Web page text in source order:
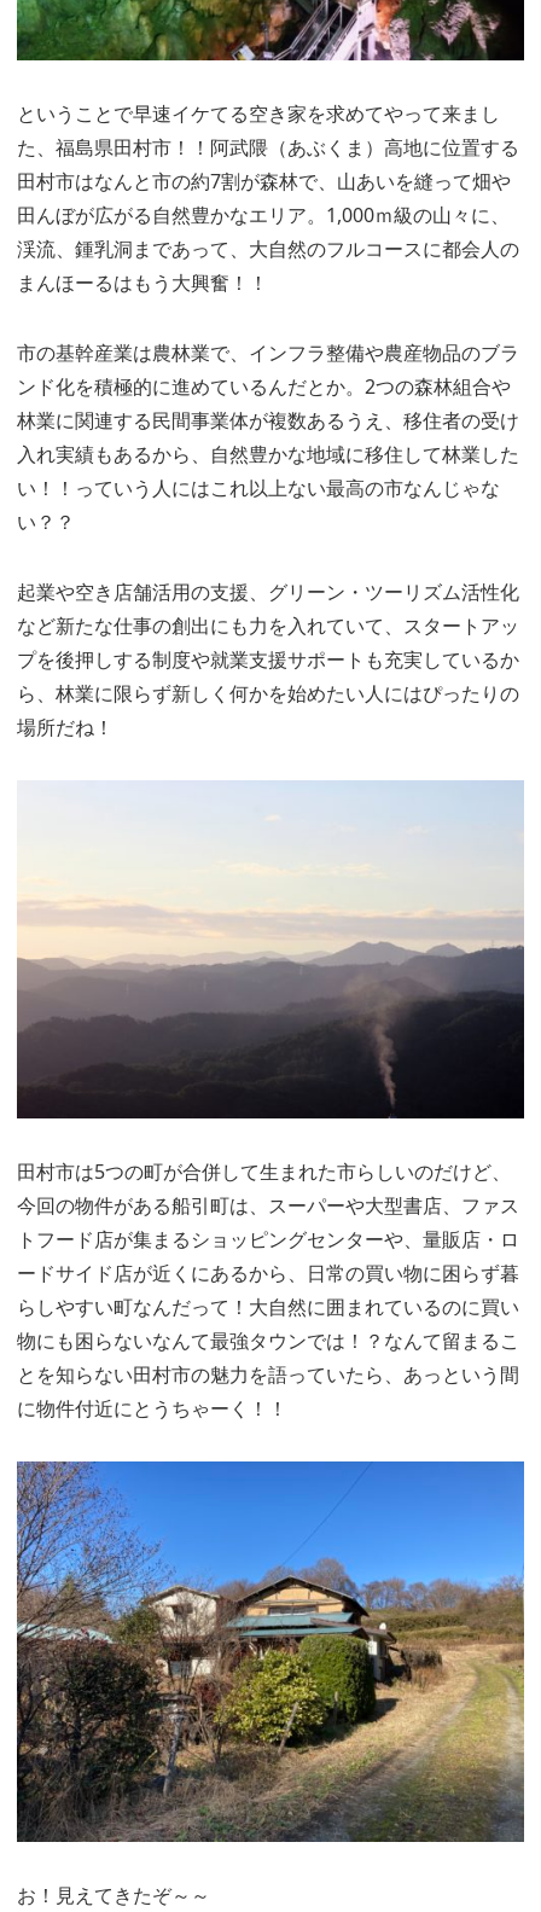
ということで早速イケてる空き家を求めてやって来まし
た、福島県田村市！！阿武隈（あぶくま）高地に位置する
田村市はなんと市の約7割が森林で、山あいを縫って畑や
田んぼが広がる自然豊かなエリア。1,000ｍ級の山々に、
渓流、鍾乳洞まであって、大自然のフルコースに都会人の
まんほーるはもう大興奮！！
市の基幹産業は農林業で、インフラ整備や農産物品のブラ
ンド化を積極的に進めているんだとか。2つの森林組合や
林業に関連する民間事業体が複数あるうえ、移住者の受け
入れ実績もあるから、自然豊かな地域に移住して林業した
い！！っていう人にはこれ以上ない最高の市なんじゃな
い？？
起業や空き店舗活用の支援、グリーン・ツーリズム活性化
など新たな仕事の創出にも力を入れていて、スタートアッ
プを後押しする制度や就業支援サポートも充実しているか
ら、林業に限らず新しく何かを始めたい人にはぴったりの
場所だね！
田村市は5つの町が合併して生まれた市らしいのだけど、
今回の物件がある船引町は、スーパーや大型書店、ファス
トフード店が集まるショッピングセンターや、量販店・ロ
ードサイド店が近くにあるから、日常の買い物に困らず暮
らしやすい町なんだって！大自然に囲まれているのに買い
物にも困らないなんて最強タウンでは！？なんて留まるこ
とを知らない田村市の魅力を語っていたら、あっという間
に物件付近にとうちゃーく！！
お！見えてきたぞ～～